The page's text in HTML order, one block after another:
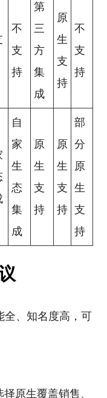
不
支
持
第
三
方
集
成
原
生
支
持
不
支
持
自
家
生
态
集
成
原
生
支
持
原
生
支
持
部
分
原
生
支
持
全、知名度高，可
原生覆盖销售、